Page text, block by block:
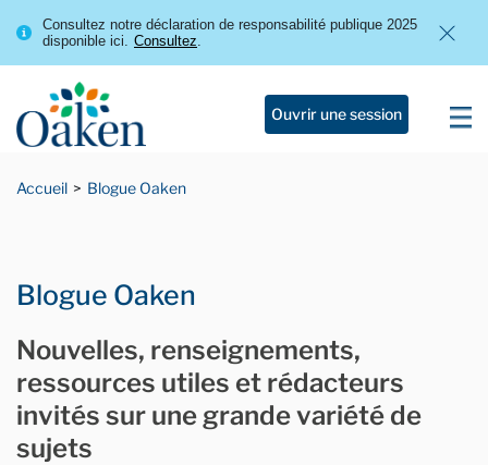
Consultez notre déclaration de responsabilité publique 2025
disponible ici. Consultez.
Ouvrir une session
Accueil Blogue Oaken
Blogue Oaken
Nouvelles, renseignements,
ressources utiles et rédacteurs
invités sur une grande variété de
sujets